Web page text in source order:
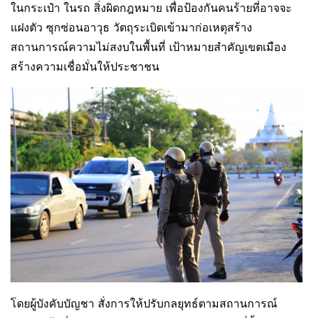
ในกระเป๋า ในรถ สิ่งผิดกฎหมาย เพื่อป้องกันคนร้ายที่อาจจะ
แฝงตัว ซุกซ่อนอาวุธ วัตถุระเบิดเข้ามาก่อเหตุสร้าง
สถานการณ์ความไม่สงบในพื้นที่ เป้าหมายสำคัญเขตเมือง
สร้างความเชื่อมั่นให้ประชาชน
โดยผู้บังคับบัญชา สั่งการให้ปรับกลยุทธ์ตามสถานการณ์